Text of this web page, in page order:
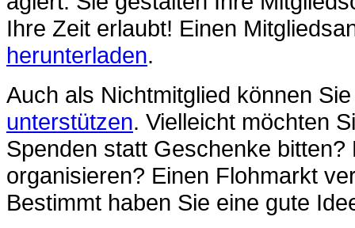
Ihre Zeit erlaubt! Einen
herunterladen.
Auch als Nichtmitglied können
unterstützen. Vielleicht möchten
Spenden statt Geschenke
organisieren? Einen Flohmarkt
Bestimmt haben Sie eine gute